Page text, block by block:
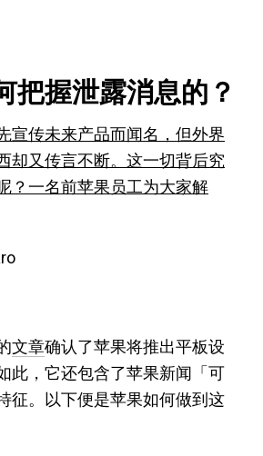
把握泄露消息的？
宣传未来产品而闻名，但外界
却又传言不断。这一切背后究
？一名前苹果员工为大家解
文章确认了苹果将推出平板设
此，它还包含了苹果新闻「可
征。以下便是苹果如何做到这